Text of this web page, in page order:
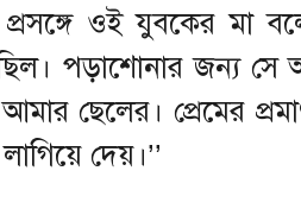
ওই যুবকের মা
পড়াশোনার জন্য সে
ছেলের। প্রেমের
দেয়।’’